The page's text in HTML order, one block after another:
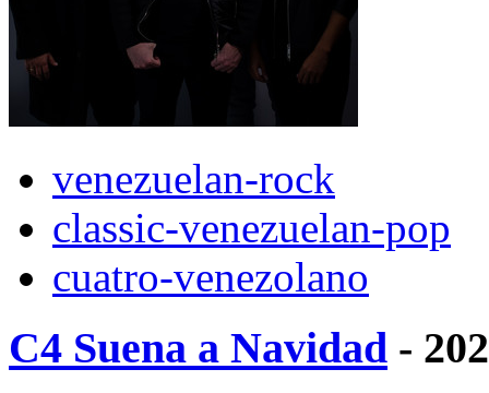
venezuelan-rock
classic-venezuelan-pop
cuatro-venezolano
C4 Suena a Navidad -